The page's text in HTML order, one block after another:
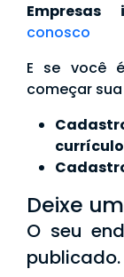
Empresas
conosco
E se você
começar
currículo
Deixe
O seu
publicado.